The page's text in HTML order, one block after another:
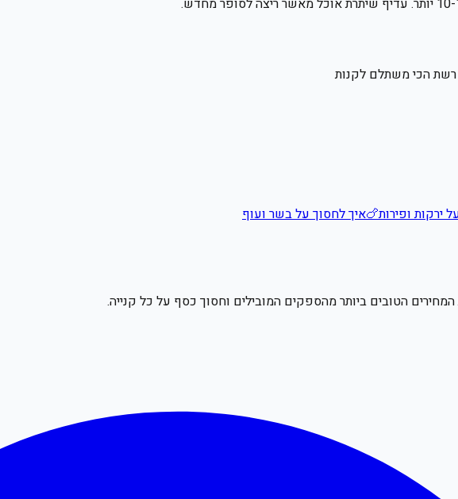
רשת הכי משתלם לקנות
ירקות ופירות🍗איך לחסוך על בשר ועוף
הטובים ביותר מהספקים המובילים וחסוך כסף על כל קנייה.